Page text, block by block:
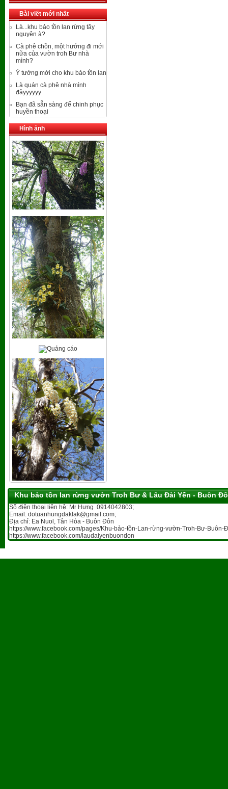
Bài viết mới nhất
Là...khu bảo tồn lan rừng tây
nguyên à?
Cà phê chồn, một hướng đi mới
nữa của vườn troh Bư nhà
mình?
Ý tưởng mới cho khu bảo tồn lan
Là quán cà phê nhà mình
đâyyyyyy
Bạn đã sẵn sàng để chinh phục
huyền thoại
Hình ảnh
Khu bảo tồn lan rừng vườn Troh Bư & Lâu Đài Yến - Buôn
Số điện thoại liên hệ: Mr Hưng 0914042803;
Email: dotuanhungdaklak@gmail.com;
Địa chỉ: Ea Nuol, Tân Hòa - Buôn Đôn
https://www.facebook.com/pages/Khu-bảo-tồn-Lan-rừng-vườn-Troh-Bư-Buôn-
https://www.facebook.com/laudaiyenbuondon